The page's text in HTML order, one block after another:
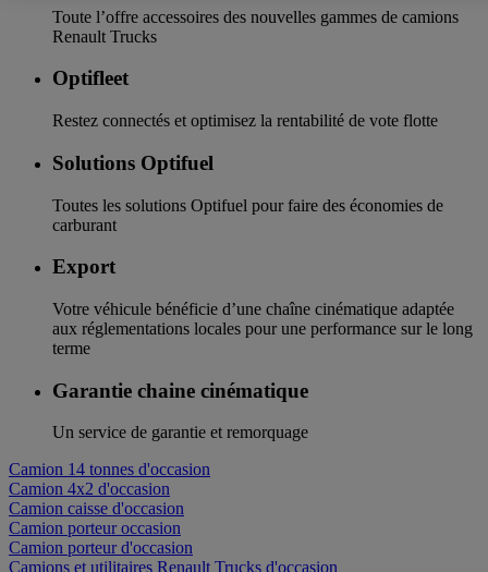
Toute l’offre accessoires des nouvelles gammes de camions
Renault Trucks
Optifleet
Restez connectés et optimisez la rentabilité de vote flotte
Solutions Optifuel
Toutes les solutions Optifuel pour faire des économies de
carburant
Export
Votre véhicule bénéficie d’une chaîne cinématique adaptée
aux réglementations locales pour une performance sur le long
terme
Garantie chaine cinématique
Un service de garantie et remorquage
Camion 14 tonnes d'occasion
Camion 4x2 d'occasion
Camion caisse d'occasion
Camion porteur occasion
Camion porteur d'occasion
Camions et utilitaires Renault Trucks d'occasion